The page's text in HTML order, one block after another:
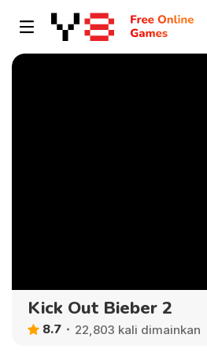
Kick Out Bieber 2
8.7 22,803 kali dimainkan